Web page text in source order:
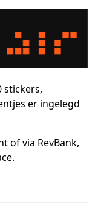
stickers,
er ingelegd
of via RevBank,